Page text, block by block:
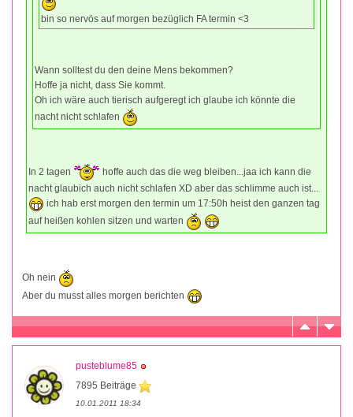
bin so nervös auf morgen bezüglich FA termin <3
Wann solltest du den deine Mens bekommen?
Hoffe ja nicht, dass Sie kommt.
Oh ich wäre auch tierisch aufgeregt ich glaube ich könnte die
nacht nicht schlafen
In 2 tagen
hoffe auch das die weg bleiben...jaa ich kann die
nacht glaubich auch nicht schlafen XD aber das schlimme auch ist...
ich hab erst morgen den termin um 17:50h heist den ganzen tag
auf heißen kohlen sitzen und warten
Oh nein
Aber du musst alles morgen berichten
pusteblume85
7895 Beiträge
10.01.2011 18:34